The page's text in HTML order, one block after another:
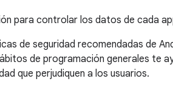
para controlar los datos de cada
de seguridad recomendadas de
de programación generales te
que perjudiquen a los usuarios.